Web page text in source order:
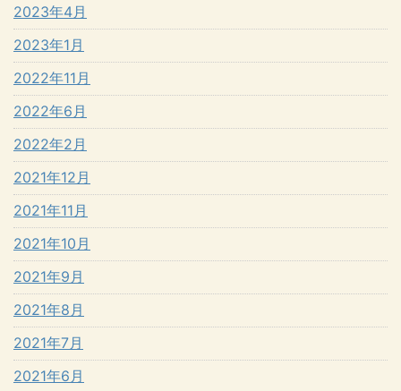
2023年4月
2023年1月
2022年11月
2022年6月
2022年2月
2021年12月
2021年11月
2021年10月
2021年9月
2021年8月
2021年7月
2021年6月